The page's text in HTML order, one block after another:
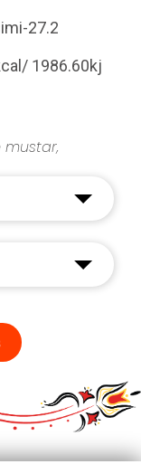
27.2
1986.60kj
mustar,